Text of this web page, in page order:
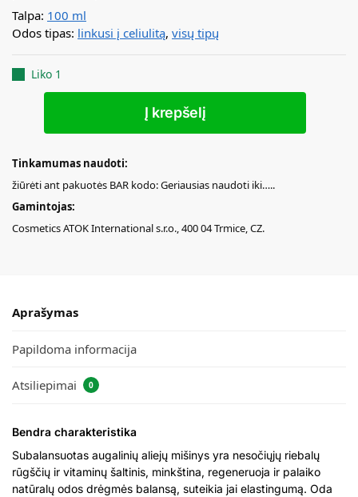
Talpa: 100 ml
Odos tipas: linkusi į celiulitą, visų tipų
Liko 1
Į krepšelį
Tinkamumas naudoti:
žiūrėti ant pakuotės BAR kodo: Geriausias naudoti iki…..
Gamintojas:
Cosmetics ATOK International s.r.o., 400 04 Trmice, CZ.
Aprašymas
Papildoma informacija
Atsiliepimai 0
Bendra charakteristika
Subalansuotas augalinių aliejų mišinys yra nesočiųjų riebalų
rūgščių ir vitaminų šaltinis, minkština, regeneruoja ir palaiko
natūralų odos drėgmės balansą, suteikia jai elastingumą. Oda